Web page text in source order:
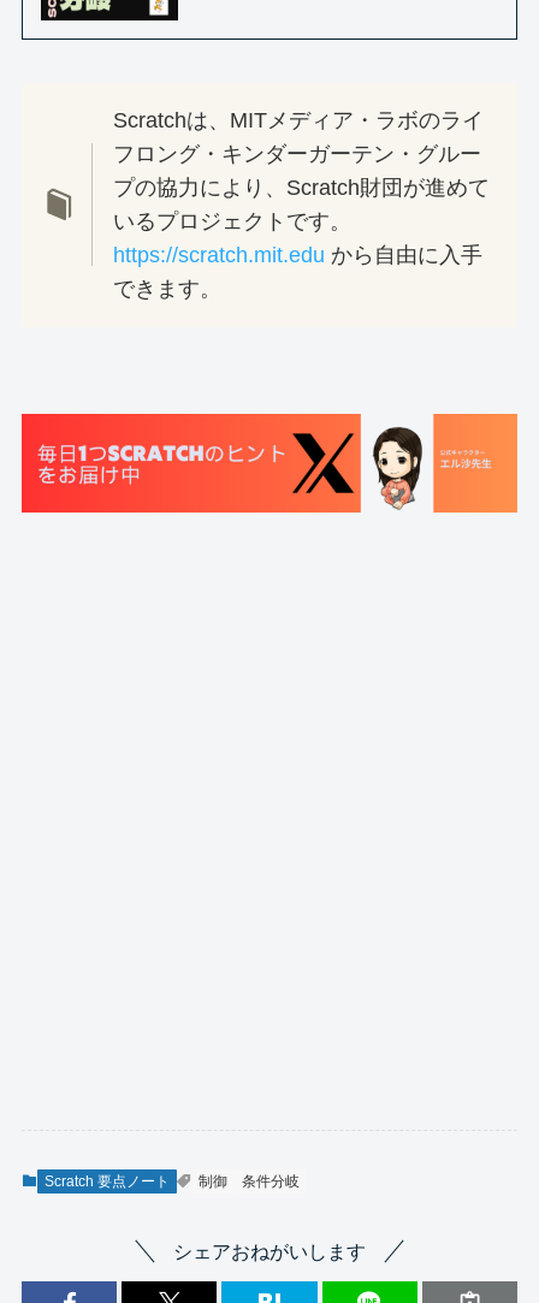
Scratchは、MITメディア・ラボのライ
フロング・キンダーガーテン・グルー
プの協力により、Scratch財団が進めて
いるプロジェクトです。
https://scratch.mit.edu から自由に入手
できます。
Scratch 要点ノート 制御 条件分岐
シェアおねがいします